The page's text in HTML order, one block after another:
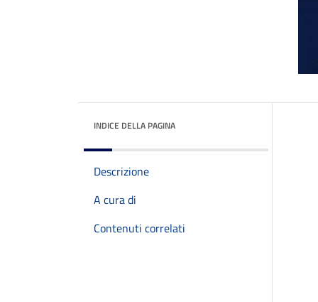
INDICE DELLA PAGINA
Descrizione
A cura di
Contenuti correlati